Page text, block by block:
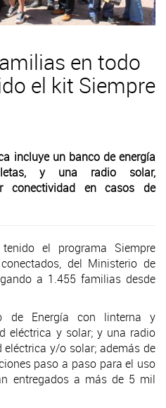
en todo
el kit Siempre
incluye un banco de energía
y una radio solar,
conectividad en casos de
el programa Siempre
del Ministerio de
a 1.455 familias desde
de Energía con linterna y
eléctrica y solar; y una radio
y/o solar; además de
paso a paso para el uso
entregados a más de 5 mil